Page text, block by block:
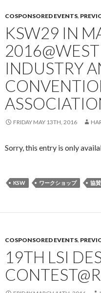
COSPONSORED EVENTS,
KSW29 IN
INDUSTRY
FRIDAY MAY 13TH, 2016
Sorry, this entry is only
KSW ワークショップ 協賛
COSPONSORED EVENTS,
19TH LSI